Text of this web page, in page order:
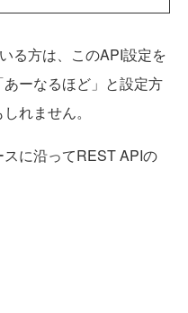
る方は、このAPI設定を
ーなるほど」と設定方
れません。
に沿ってREST APIの